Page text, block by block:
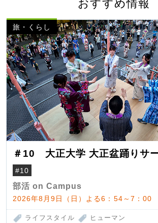
おすすめ情報
旅・くらし
＃10 大正大学 大正盆踊りサ
#10
部活 on Campus
2026年8月9日（日）よる6：54～7：00
ライフスタイル ヒューマン